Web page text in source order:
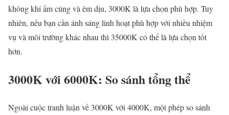
không khí ấm cúng và êm dịu, 3000K là lựa chọn phù hợp. Tuy
nhiên, nếu bạn cần ánh sáng linh hoạt phù hợp với nhiều nhiệm
vụ và môi trường khác nhau thì 35000K có thể là lựa chọn tốt
hơn.
3000K với 6000K: So sánh tổng thể
Ngoài cuộc tranh luận về 3000K với 4000K, một phép so sánh